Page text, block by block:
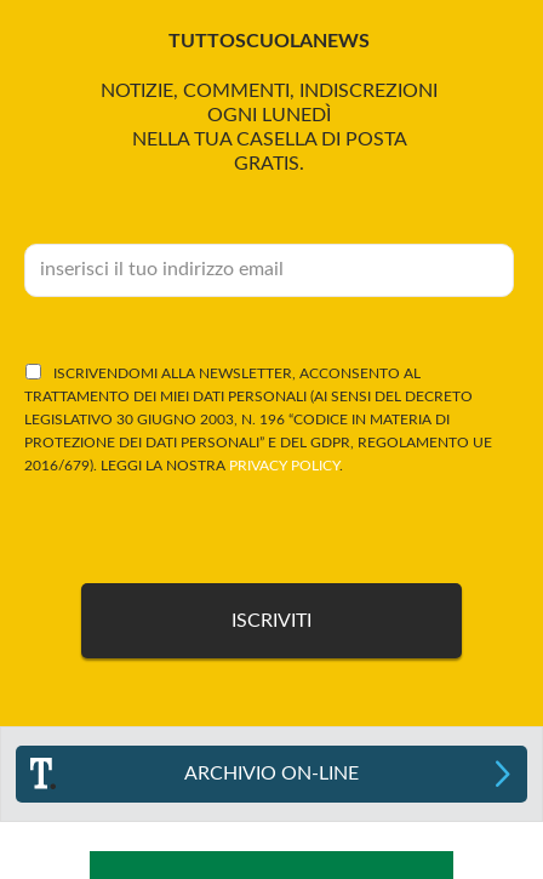
TUTTOSCUOLANEWS
NOTIZIE, COMMENTI, INDISCREZIONI
OGNI LUNEDÌ
NELLA TUA CASELLA DI POSTA
GRATIS.
ISCRIVENDOMI ALLA NEWSLETTER, ACCONSENTO AL
TRATTAMENTO DEI MIEI DATI PERSONALI (AI SENSI DEL DECRETO
LEGISLATIVO 30 GIUGNO 2003, N. 196 “CODICE IN MATERIA DI
PROTEZIONE DEI DATI PERSONALI” E DEL GDPR, REGOLAMENTO UE
2016/679). LEGGI LA NOSTRA PRIVACY POLICY.
ARCHIVIO ON-LINE